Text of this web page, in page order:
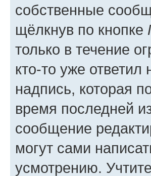
собственные
щёлкнув по кнопке
только в течение
кто-то уже
надпись, которая
время последней
сообщение
могут сами
усмотрению.